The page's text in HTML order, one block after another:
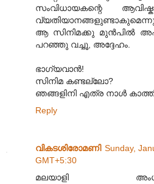
സംവിധായകന്റെ
ആ സിനിമക്കു മുന്‍പില്‍
പറഞ്ഞു വച്ചൂ, അദ്ദേഹം.
ഭാഗ്യവാന്‍!
സിനിമ കണ്ടല്ലോ?
ഞങ്ങളിനി എത്ര നാള്‍
Reply
വികടശിരോമണി Sunday,
GMT+5:30
മലയാളി